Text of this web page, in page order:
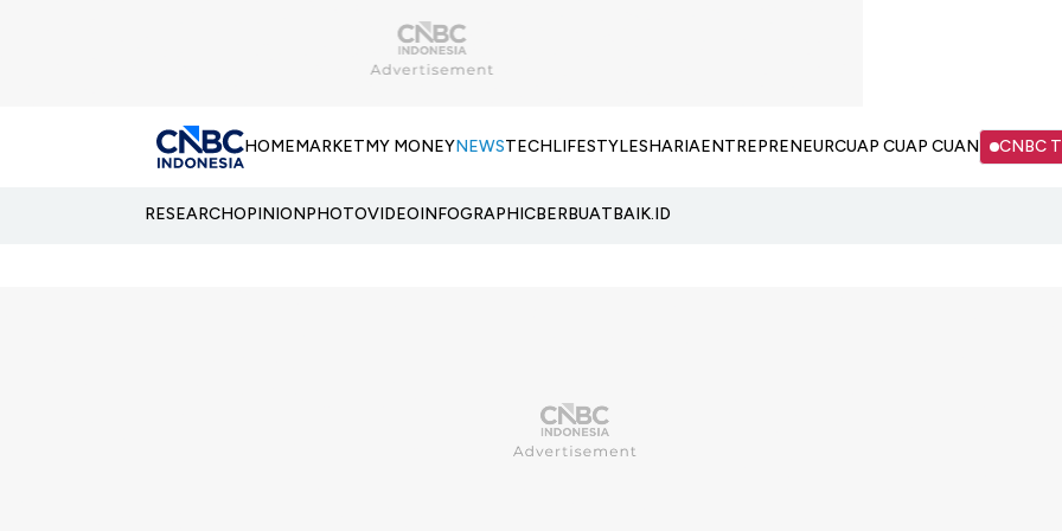
HOMEMARKETMY MONEYNEWSTECHLIFESTYLESHARIAENTREPRENEURCUAP CUAP CUAN CNBC
RESEARCHOPINIONPHOTOVIDEOINFOGRAPHICBERBUATBAIK.ID